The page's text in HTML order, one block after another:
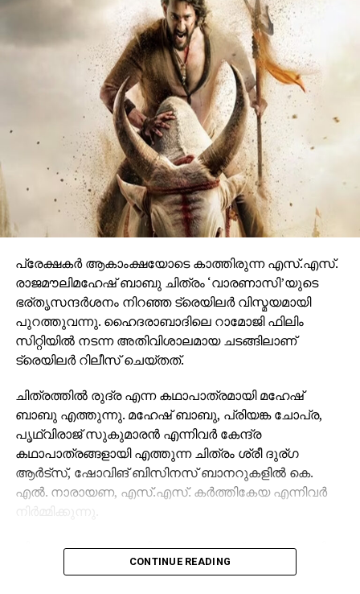
ചെയ്തപ്പോൾ അറുപത്തിനായിരത്തിൽപ്പരം കാഴ്ചക്കാർ
നിറഞ്ഞ ഇവന്റിലെ സദസ്സ് ഹർഷാരവം കൊണ്ട്
വേദിയെ ധന്യമാക്കി. ഐമാക്‌സിലാണ് ചിത്രം
ഒരുങ്ങുന്നത് എന്നതിനാല്‍ തന്നെ തിയേറ്ററുകളില്‍
ഗംഭീരമായ കാഴ്ചാനുഭൂതി
സമ്മാനിക്കുമെന്നുറപ്പാണ്.ബാഹുബലിയും ആർ ആർ
ആറും ഒരുക്കിയ രാജമൗലിയുടെ ബ്രഹ്മാണ്ഡ ചിത്രം
വാരണാസി 2027ൽ തിയേറ്ററുകളിലേക്കെത്തും. പി ആർ
ഓ ആൻഡ് മാർക്കറ്റിംഗ് സ്ട്രാറ്റജിസ്റ്റ് : പ്രതീഷ് ശേഖർ.
പ്രേക്ഷകര്‍ ആകാംക്ഷയോടെ കാത്തിരുന്ന എസ്.എസ്.
രാജമൗലിമഹേഷ് ബാബു ചിത്രം ‘വാരണാസി’യുടെ
ഭര്തൃസന്ദര്‍ശനം നിറഞ്ഞ ട്രെയിലര്‍ വിസ്മയമായി
പുറത്തുവന്നു. ഹൈദരാബാദിലെ റാമോജി ഫിലിം
സിറ്റിയില്‍ നടന്ന അതിവിശാലമായ ചടങ്ങിലാണ്
ട്രെയിലര്‍ റിലീസ് ചെയ്തത്.
ചിത്രത്തില്‍ രുദ്ര എന്ന കഥാപാത്രമായി മഹേഷ്
ബാബു എത്തുന്നു. മഹേഷ് ബാബു, പ്രിയങ്ക ചോപ്ര,
പൃഥ്വിരാജ് സുകുമാരന്‍ എന്നിവര്‍ കേന്ദ്ര
കഥാപാത്രങ്ങളായി എത്തുന്ന ചിത്രം ശ്രീ ദുര്ഗ
ആര്‍ട്‌സ്, ഷോവിങ് ബിസിനസ് ബാനറുകളില്‍ കെ.
എല്‍. നാരായണ, എസ്.എസ്. കര്‍ത്തികേയ എന്നിവര്‍
നിര്‍മ്മിക്കുന്നു.
കീരവാണിയാണ് സംഗീതം ഒരുക്കുന്നത്. പുറത്തിറങ്ങിയ
മണിക്കൂറുകള്‍ക്കുള്ളില്‍ തന്നെ 5 മില്യണിലധികം
CONTINUE READING